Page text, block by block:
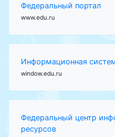
Федеральный портал
www.edu.ru
Информационная
window.edu.ru
Федеральный центр
ресурсов